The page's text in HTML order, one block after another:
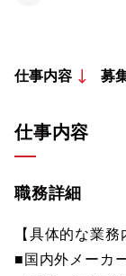
仕事内容 募
仕事内容
職務詳細
【具体的な業務
■国内外メーカ